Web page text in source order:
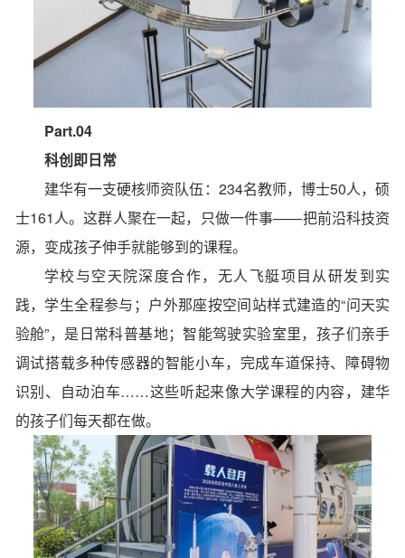
Part.04
科创即日常
建华有一支硬核师资队伍：234名教师，博士50人，硕
士161人。这群人聚在一起，只做一件事——把前沿科技资
源，变成孩子伸手就能够到的课程。
学校与空天院深度合作，无人飞艇项目从研发到实
践，学生全程参与；户外那座按空间站样式建造的“问天实
验舱”，是日常科普基地；智能驾驶实验室里，孩子们亲手
调试搭载多种传感器的智能小车，完成车道保持、障碍物
识别、自动泊车……这些听起来像大学课程的内容，建华
的孩子们每天都在做。